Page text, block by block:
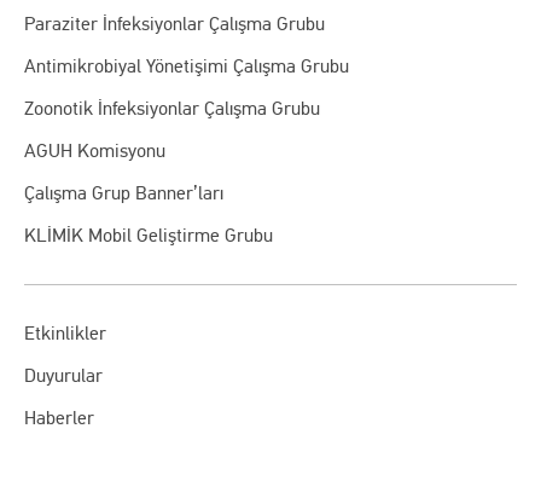
Paraziter İnfeksiyonlar Çalışma Grubu
Antimikrobiyal Yönetişimi Çalışma Grubu
Zoonotik İnfeksiyonlar Çalışma Grubu
AGUH Komisyonu
Çalışma Grup Banner’ları
KLİMİK Mobil Geliştirme Grubu
Etkinlikler
Duyurular
Haberler